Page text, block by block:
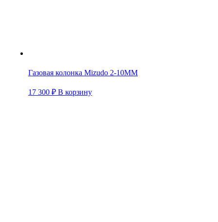
Газовая колонка Mizudo 2-10ММ
17 300 ₽ В корзину